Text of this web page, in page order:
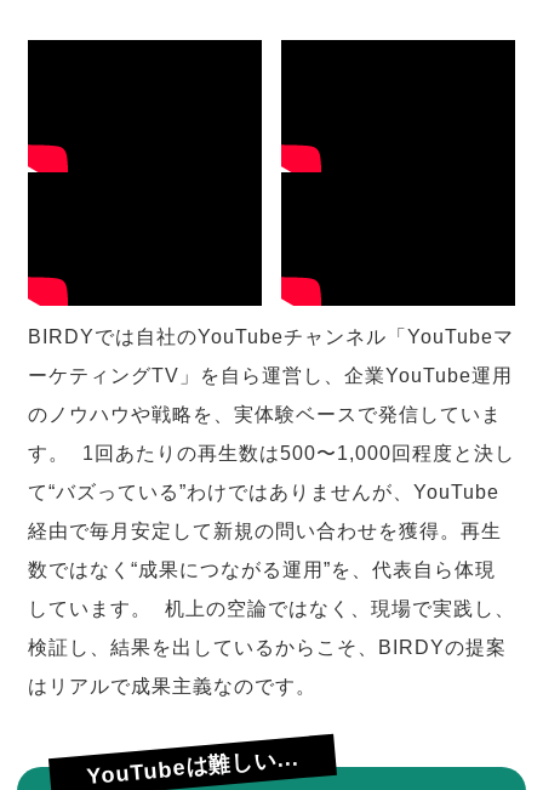
BIRDYでは自社のYouTubeチャンネル「YouTubeマ
ーケティングTV」を自ら運営し、企業YouTube運用
のノウハウや戦略を、実体験ベースで発信していま
す。 1回あたりの再生数は500〜1,000回程度と決し
て“バズっている”わけではありませんが、YouTube
経由で毎月安定して新規の問い合わせを獲得。再生
数ではなく“成果につながる運用”を、代表自ら体現
しています。 机上の空論ではなく、現場で実践し、
検証し、結果を出しているからこそ、BIRDYの提案
はリアルで成果主義なのです。
YouTubeは難しい...